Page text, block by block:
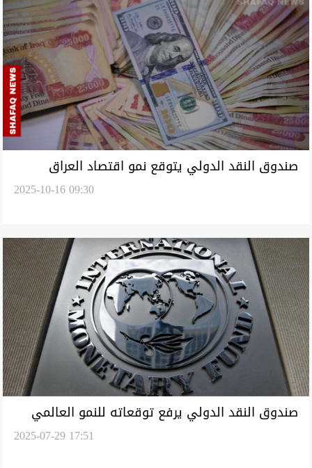
صندوق النقد الدولي يتوقع نمو اقتصاد العراق
2025-10-16 09:30
صندوق النقد الدولي يرفع توقعاته للنمو العالمي
2025-07-29 17:51